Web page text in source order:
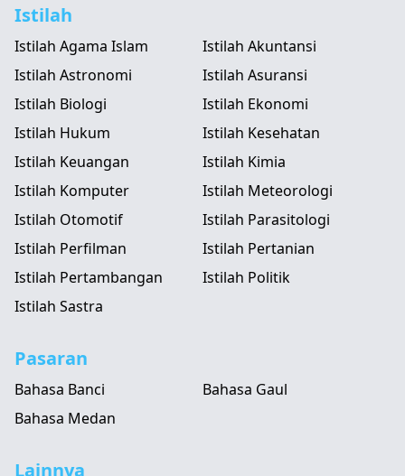
Istilah
Istilah Agama Islam
Istilah Akuntansi
Istilah Astronomi
Istilah Asuransi
Istilah Biologi
Istilah Ekonomi
Istilah Hukum
Istilah Kesehatan
Istilah Keuangan
Istilah Kimia
Istilah Komputer
Istilah Meteorologi
Istilah Otomotif
Istilah Parasitologi
Istilah Perfilman
Istilah Pertanian
Istilah Pertambangan
Istilah Politik
Istilah Sastra
Pasaran
Bahasa Banci
Bahasa Gaul
Bahasa Medan
Lainnya